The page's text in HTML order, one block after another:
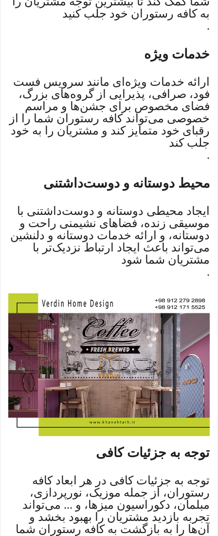
به کافه رستوران خود جلب کنید
.
خدمات ویژه
ارائه خدمات ویژه‌ای مانند سرویس فست
فود، صرافی، پذیرایی از گروه‌های بزرگ،
فضای مخصوص برای جشن‌ها و مراسم
خصوصی می‌تواند کافه رستوران شما را از
رقبای خود متمایز کند و مشتریان را به خود
جلب کند
.
محیط دوستانه و دوست‌داشتنی
ایجاد محیطی دوستانه و دوست‌داشتنی با
موسیقی زنده، فضاهای نشیمنی راحت و
دوستانه، و ارائه خدمات دوستانه و دلنشین
می‌تواند باعث ایجاد ارتباط نزدیک‌تر با
مشتریان شما شود
.
توجه به جزئیات کافی
توجه به جزئیات کافی در هر ابعاد کافه
رستوران، از جمله موزیک، نورپردازی،
مبلمان، دکوراسیون میزها، و ... می‌تواند
تجربه بازدید مشتریان را بهبود بخشد و
آن‌ها را به بازگشت به کافه رستوران شما